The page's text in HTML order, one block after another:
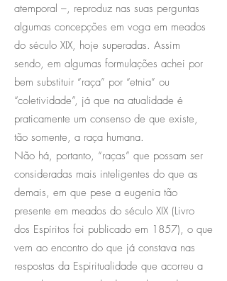
atemporal –, reproduz nas suas perguntas
algumas concepções em voga em meados
do século XIX, hoje superadas. Assim
sendo, em algumas formulações achei por
bem substituir “raça” por “etnia” ou
“coletividade”, já que na atualidade é
praticamente um consenso de que existe,
tão somente, a raça humana.
Não há, portanto, “raças” que possam ser
consideradas mais inteligentes do que as
demais, em que pese a eugenia tão
presente em meados do século XIX (Livro
dos Espíritos foi publicado em 1857), o que
vem ao encontro do que já constava nas
respostas da Espiritualidade que acorreu a